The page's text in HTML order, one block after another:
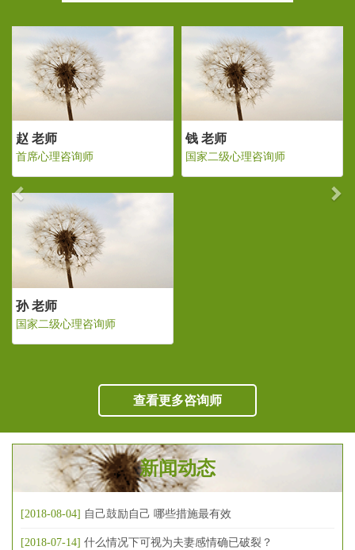
级心理咨询师 首席心理咨询师
Previous
查看更多咨询师
新闻动态
[2018-08-04] 自己鼓励自己 哪些措施最有效
[2018-07-14] 什么情况下可视为夫妻感情确已破裂？